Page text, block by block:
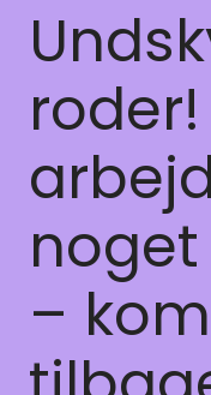
roder!
–